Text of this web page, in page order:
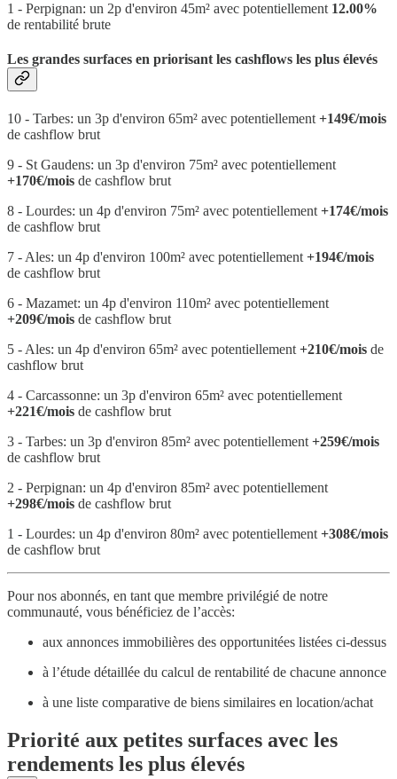
1 - Perpignan: un 2p d'environ 45m² avec potentiellement 12.00%
de rentabilité brute
Les grandes surfaces en priorisant les cashflows les plus élevés
10 - Tarbes: un 3p d'environ 65m² avec potentiellement +149€/mois
de cashflow brut
9 - St Gaudens: un 3p d'environ 75m² avec potentiellement
+170€/mois de cashflow brut
8 - Lourdes: un 4p d'environ 75m² avec potentiellement +174€/mois
de cashflow brut
7 - Ales: un 4p d'environ 100m² avec potentiellement +194€/mois
de cashflow brut
6 - Mazamet: un 4p d'environ 110m² avec potentiellement
+209€/mois de cashflow brut
5 - Ales: un 4p d'environ 65m² avec potentiellement +210€/mois de
cashflow brut
4 - Carcassonne: un 3p d'environ 65m² avec potentiellement
+221€/mois de cashflow brut
3 - Tarbes: un 3p d'environ 85m² avec potentiellement +259€/mois
de cashflow brut
2 - Perpignan: un 4p d'environ 85m² avec potentiellement
+298€/mois de cashflow brut
1 - Lourdes: un 4p d'environ 80m² avec potentiellement +308€/mois
de cashflow brut
Pour nos abonnés, en tant que membre privilégié de notre
communauté, vous bénéficiez de l’accès:
aux annonces immobilières des opportunitées listées ci-dessus
à l’étude détaillée du calcul de rentabilité de chacune annonce
à une liste comparative de biens similaires en location/achat
Priorité aux petites surfaces avec les
rendements les plus élevés